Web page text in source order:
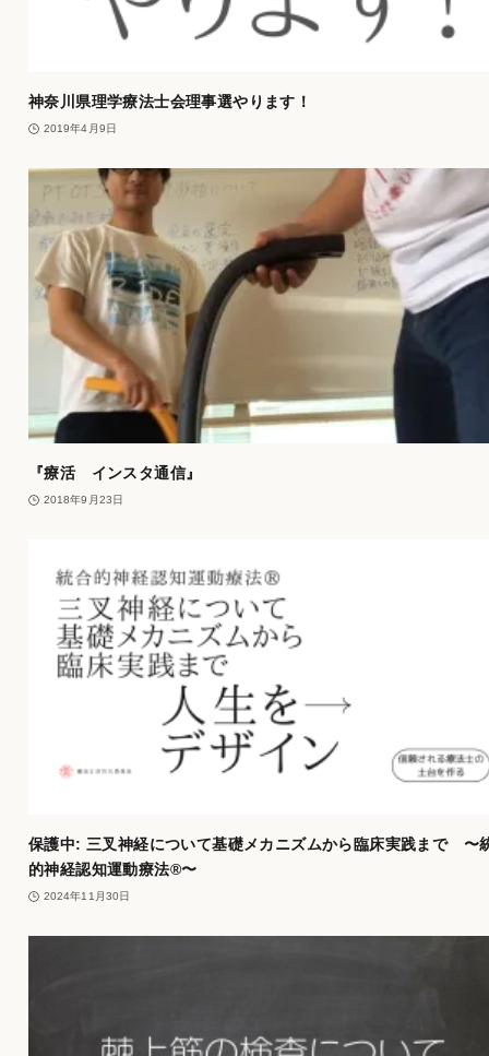
神奈川県理学療法士会理事選やります！
2019年4月9日
『療活 インスタ通信』
2018年9月23日
保護中: 三叉神経について基礎メカニズムから臨床実践まで 〜
的神経認知運動療法®︎〜
2024年11月30日